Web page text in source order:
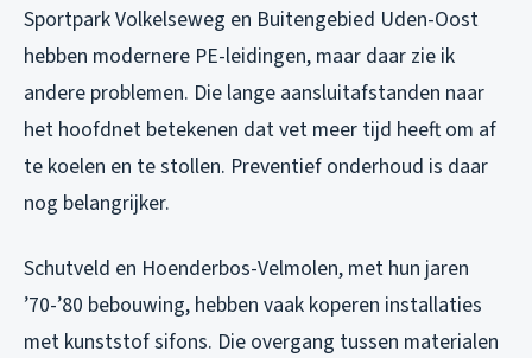
Sportpark Volkelseweg en Buitengebied Uden-Oost
hebben modernere PE-leidingen, maar daar zie ik
andere problemen. Die lange aansluitafstanden naar
het hoofdnet betekenen dat vet meer tijd heeft om af
te koelen en te stollen. Preventief onderhoud is daar
nog belangrijker.
Schutveld en Hoenderbos-Velmolen, met hun jaren
’70-’80 bebouwing, hebben vaak koperen installaties
met kunststof sifons. Die overgang tussen materialen